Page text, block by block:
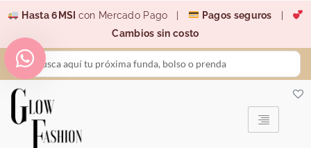
contenido
Hasta 6MSI con Mercado Pago | Pagos seguros
Cambios sin costo
Search
...